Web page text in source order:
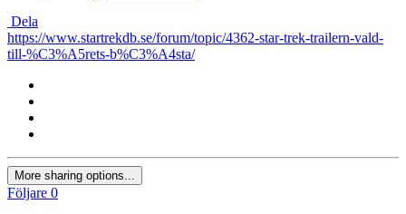
Dela
https://www.startrekdb.se/forum/topic/4362-star-trek-trailern-vald-
till-%C3%A5rets-b%C3%A4sta/
More sharing options...
Följare 0